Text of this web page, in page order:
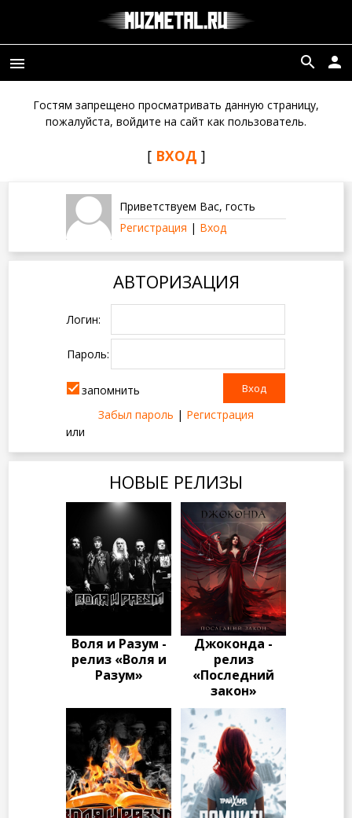
menu person
search
Гостям запрещено просматривать данную страницу,
пожалуйста, войдите на сайт как пользователь.
[ ВХОД ]
Приветствуем Вас, гость
Регистрация | Вход
АВТОРИЗАЦИЯ
Логин:
Пароль:
запомнить
Забыл пароль | Регистрация
или
НОВЫЕ РЕЛИЗЫ
Воля и Разум -
релиз «Воля и
Разум»
Джоконда -
релиз
«Последний
закон»